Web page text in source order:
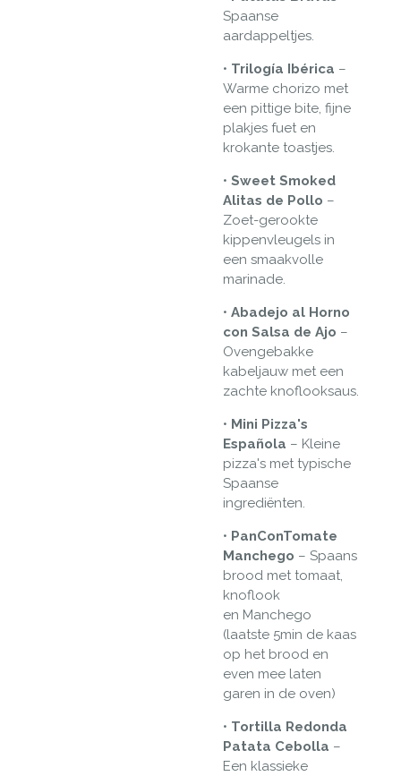
Spaanse
aardappeltjes.
• Trilogía Ibérica –
Warme chorizo met
een pittige bite, fijne
plakjes fuet en
krokante toastjes.
• Sweet Smoked
Alitas de Pollo –
Zoet-gerookte
kippenvleugels in
een smaakvolle
marinade.
• Abadejo al Horno
con Salsa de Ajo –
Ovengebakke
kabeljauw met een
zachte knoflooksaus.
• Mini Pizza's
Española – Kleine
pizza's met typische
Spaanse
ingrediënten.
• PanConTomate
Manchego – Spaans
brood met tomaat,
knoflook
en Manchego
(laatste 5min de kaas
op het brood en
even mee laten
garen in de oven)
• Tortilla Redonda
Patata Cebolla –
Een klassieke